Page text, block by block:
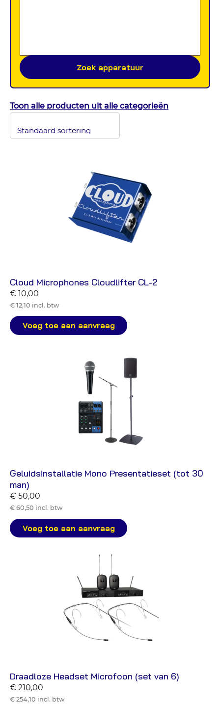
Zoek apparatuur
Toon alle producten uit alle categorieën
Cloud Microphones Cloudlifter CL-2
€ 10,00
€ 12,10 incl. btw
Voeg toe aan aanvraag
Geluidsinstallatie Mono Presentatieset (tot 30
man)
€ 50,00
€ 60,50 incl. btw
Voeg toe aan aanvraag
Draadloze Headset Microfoon (set van 6)
€ 210,00
€ 254,10 incl. btw